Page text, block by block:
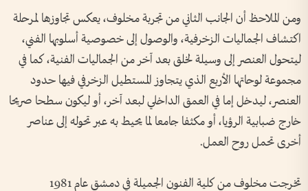
ومن الملاحظ أن الجانب الثاني من تجربة مخلوف، يعكس تجاوزها لمرحلة
اكتشاف الجماليات الزخرفية، والوصول إلى خصوصية أسلوبها الفني،
ليتحول العنصر إلى وسيلة لخلق بعد آخر من الجماليات الفنية، كما في
مجموعة لوحاتها الأربع الذي يتجاوز المستطيل الزخرفي فيها حدود
العنصر، ليدخل إما في العمق الداخلي لبعد آخر، أو ليكون سطحا صريحا
خارج ضبابية الرؤيا، أو مكثفا جامعا لما يحيط به عبر تحوله إلى عناصر
أخرى تحمل روح العمل.
تخرجت مخلوف من كلية الفنون الجميلة في دمشق عام 1981